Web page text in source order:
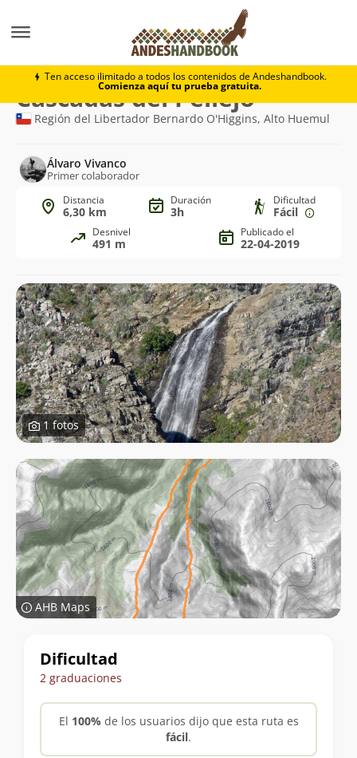
Ten acceso ilimitado a todos los contenidos de Andeshandbook.
Comienza aquí tu prueba gratuita.
Cascadas del Pellejo
Ruta
de
trekking
Cascadas del Pellejo
Región del Libertador Bernardo O'Higgins, Alto Huemul
Álvaro Vivanco
Primer colaborador
Distancia
6,30 km
Duración
3h
Dificultad
Fácil
Desnivel
491 m
Publicado el
22-04-2019
1 fotos
AHB Maps
Datos
del
trekking
Dificultad
2 graduaciones
El 100% de los usuarios dijo que esta ruta es
fácil.